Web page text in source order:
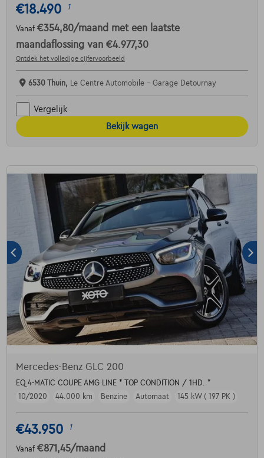
€18.490 1
Vanaf €354,80/maand met een laatste
maandaflossing van €4.977,30
Ontdek het volledige cijfervoorbeeld
6530 Thuin, Le Centre Automobile - Garage Detournay
Vergelijk
Bekijk wagen
Mercedes-Benz GLC 200
EQ 4-MATIC COUPE AMG LINE * TOP CONDITION / 1HD. *
10/2020
44.000 km Benzine Automaat 145 kW ( 197 PK )
€43.950 1
Vanaf €871,45/maand